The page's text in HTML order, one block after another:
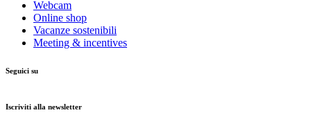
Webcam
Online shop
Vacanze sostenibili
Meeting & incentives
Seguici su
Iscriviti alla newsletter